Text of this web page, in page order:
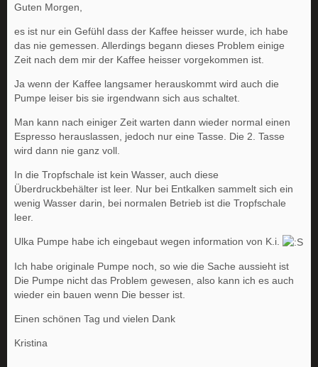
Guten Morgen,
es ist nur ein Gefühl dass der Kaffee heisser wurde, ich habe
das nie gemessen. Allerdings begann dieses Problem einige
Zeit nach dem mir der Kaffee heisser vorgekommen ist.
Ja wenn der Kaffee langsamer herauskommt wird auch die
Pumpe leiser bis sie irgendwann sich aus schaltet.
Man kann nach einiger Zeit warten dann wieder normal einen
Espresso herauslassen, jedoch nur eine Tasse. Die 2. Tasse
wird dann nie ganz voll.
In die Tropfschale ist kein Wasser, auch diese
Überdruckbehälter ist leer. Nur bei Entkalken sammelt sich ein
wenig Wasser darin, bei normalen Betrieb ist die Tropfschale
leer.
Ulka Pumpe habe ich eingebaut wegen information von K.i.
Ich habe originale Pumpe noch, so wie die Sache aussieht ist
Die Pumpe nicht das Problem gewesen, also kann ich es auch
wieder ein bauen wenn Die besser ist.
Einen schönen Tag und vielen Dank
Kristina